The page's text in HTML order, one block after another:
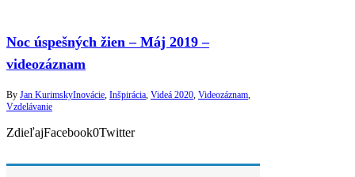
Noc úspešných žien – Máj 2019 –
videozáznam
By Jan KurimskyInovácie, Inšpirácia, Videá 2020, Videozáznam,
Vzdelávanie
ZdieľajFacebook0Twitter